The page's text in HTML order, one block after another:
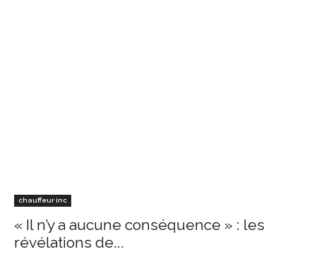
chauffeur inc
« Il n’y a aucune conséquence » : les
révélations de...